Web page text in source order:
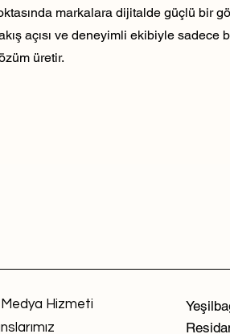
markalara dijitalde güçlü bir
açısı ve deneyimli ekibiyle
üretir.
Hizmeti